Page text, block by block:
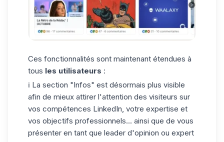
Ces fonctionnalités sont maintenant étendues à
tous les utilisateurs :
ℹ️ La section "Infos" est désormais plus visible
afin de mieux attirer l'attention des visiteurs sur
vos compétences LinkedIn, votre expertise et
vos objectifs professionnels... ainsi que de vous
présenter en tant que leader d'opinion ou expert